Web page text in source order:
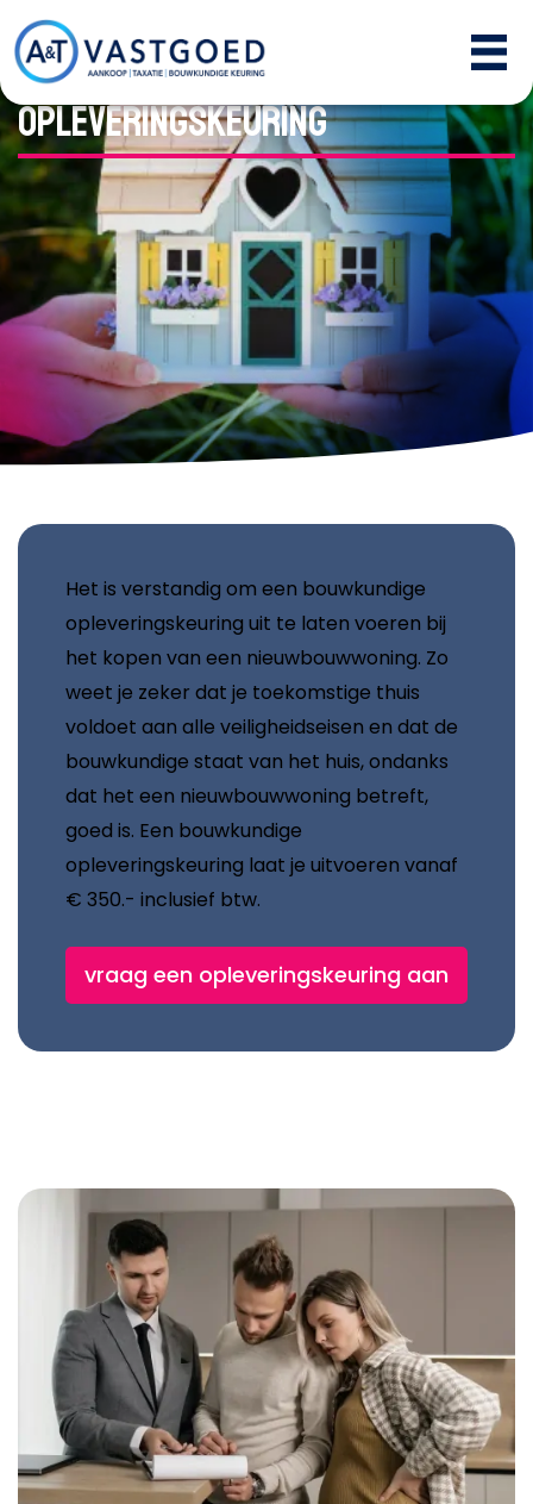
Bouwkundige
Opleveringskeuring
Het is verstandig om een bouwkundige
opleveringskeuring uit te laten voeren bij
het kopen van een nieuwbouwwoning. Zo
weet je zeker dat je toekomstige thuis
voldoet aan alle veiligheidseisen en dat de
bouwkundige staat van het huis, ondanks
dat het een nieuwbouwwoning betreft,
goed is. Een bouwkundige
opleveringskeuring laat je uitvoeren vanaf
€ 350.- inclusief btw.
vraag een opleveringskeuring aan